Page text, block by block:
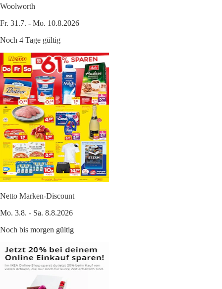
Woolworth
Fr. 31.7. - Mo. 10.8.2026
Noch 4 Tage gültig
Netto Marken-Discount
Mo. 3.8. - Sa. 8.8.2026
Noch bis morgen gültig